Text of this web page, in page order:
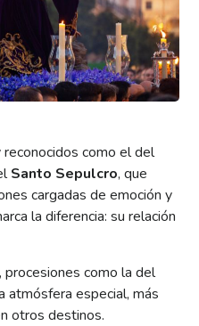
como el del
Santo Sepulcro, que
cargadas de emoción y
la diferencia: su relación
procesiones como la del
atmósfera especial, más
otros destinos.